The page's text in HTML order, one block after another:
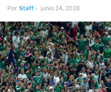
Por Staff - junio 24, 2026